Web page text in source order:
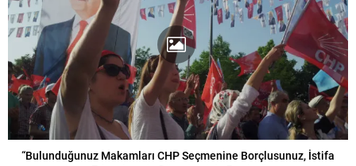
“Bulunduğunuz Makamları CHP Seçmenine Borçlusunuz, İstifa